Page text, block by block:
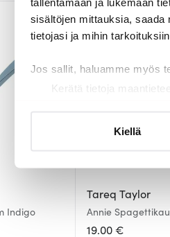
sisältöjen mittauksia,
tietojasi ja mihin
Jos sallit, haluamme myös
Kerätä tietoja
ja kävijämäärämme
kumppaneillemme tietoja
Kiellä
Indigo
Tareq Taylor
Annie
Indigo
19.00 €